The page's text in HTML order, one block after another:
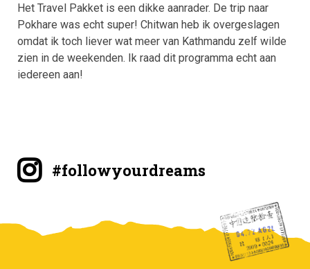
Het Travel Pakket is een dikke aanrader. De trip naar
Pokhare was echt super! Chitwan heb ik overgeslagen
omdat ik toch liever wat meer van Kathmandu zelf wilde
zien in de weekenden. Ik raad dit programma echt aan
iedereen aan!
#followyourdreams